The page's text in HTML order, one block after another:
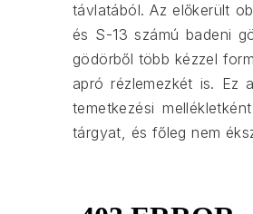
távlatából. Az előkerült
és S-13 számú badeni
gödörből több kézzel
apró rézlemezkét is. Ez
temetkezési
tárgyat, és főleg nem